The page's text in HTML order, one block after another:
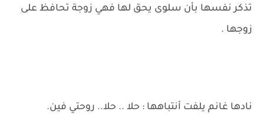
تذكر نفسها بأن سلوى يحق لها فهي زوجة تحافظ على
زوجها .
نادها غانم يلفت أنتباهها : حلا .. حلا.. روحتي فين.